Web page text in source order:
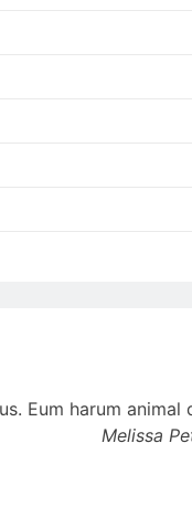
Eum harum animal
Melissa